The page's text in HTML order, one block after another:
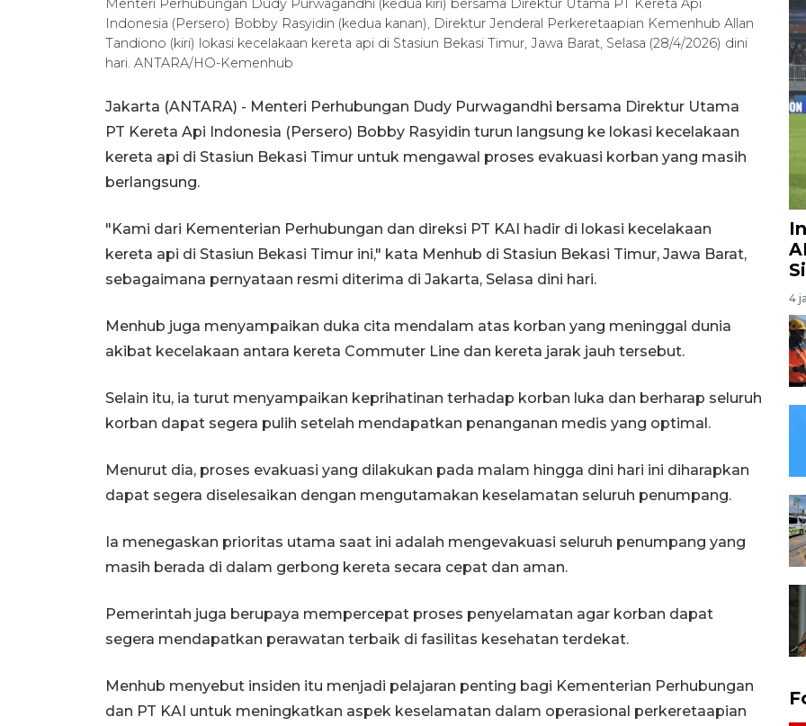
Menteri Perhubungan Dudy Purwagandhi (kedua kiri) bersama Direktur Utama PT Kereta Api
Indonesia (Persero) Bobby Rasyidin (kedua kanan), Direktur Jenderal Perkeretaapian Kemenhub Allan
Tandiono (kiri) lokasi kecelakaan kereta api di Stasiun Bekasi Timur, Jawa Barat, Selasa (28/4/2026) dini
hari. ANTARA/HO-Kemenhub
Jakarta (ANTARA) - Menteri Perhubungan Dudy Purwagandhi bersama Direktur Utama
PT Kereta Api Indonesia (Persero) Bobby Rasyidin turun langsung ke lokasi kecelakaan
kereta api di Stasiun Bekasi Timur untuk mengawal proses evakuasi korban yang masih
berlangsung.
"Kami dari Kementerian Perhubungan dan direksi PT KAI hadir di lokasi kecelakaan
kereta api di Stasiun Bekasi Timur ini," kata Menhub di Stasiun Bekasi Timur, Jawa Barat,
sebagaimana pernyataan resmi diterima di Jakarta, Selasa dini hari.
Menhub juga menyampaikan duka cita mendalam atas korban yang meninggal dunia
akibat kecelakaan antara kereta Commuter Line dan kereta jarak jauh tersebut.
Selain itu, ia turut menyampaikan keprihatinan terhadap korban luka dan berharap seluruh
korban dapat segera pulih setelah mendapatkan penanganan medis yang optimal.
Menurut dia, proses evakuasi yang dilakukan pada malam hingga dini hari ini diharapkan
dapat segera diselesaikan dengan mengutamakan keselamatan seluruh penumpang.
Ia menegaskan prioritas utama saat ini adalah mengevakuasi seluruh penumpang yang
masih berada di dalam gerbong kereta secara cepat dan aman.
Pemerintah juga berupaya mempercepat proses penyelamatan agar korban dapat
segera mendapatkan perawatan terbaik di fasilitas kesehatan terdekat.
Menhub menyebut insiden itu menjadi pelajaran penting bagi Kementerian Perhubungan
dan PT KAI untuk meningkatkan aspek keselamatan dalam operasional perkeretaapian
4